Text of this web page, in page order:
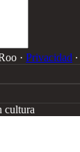
· Privacidad ∙
cultura